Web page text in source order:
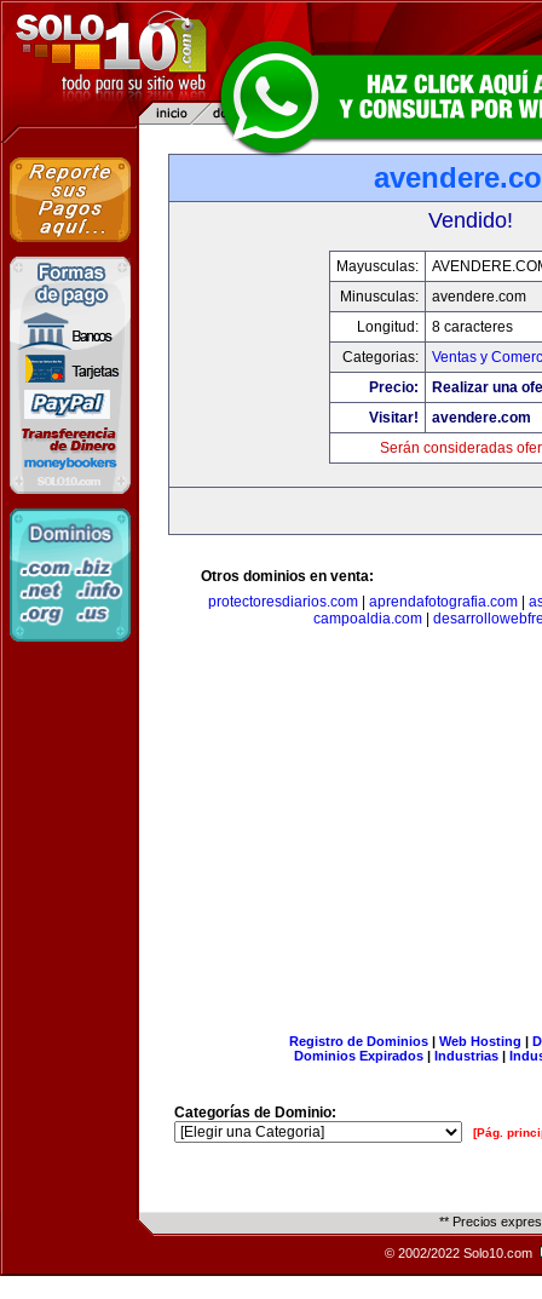
Vendido!
Mayusculas:
Minusculas:
avendere.com
Longitud:
8 caracteres
Categorias:
Ventas y
Precio:
Realizar una
Visitar!
avendere.com
Serán consideradas
Otros dominios en venta:
protectoresdiarios.com
aprendafotografia.com
campoaldia.com
Registro de Dominios| Web Hosting |
Dominios Expirados | Industrias |
Categorías de Dominio:
[Pág.
** Precios
© 2002/2022 Solo10.com